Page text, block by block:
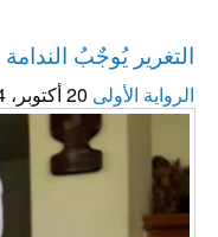
التغرير يُوجٌبُ
الرواية الأولى 20 أكتوبر، 2024